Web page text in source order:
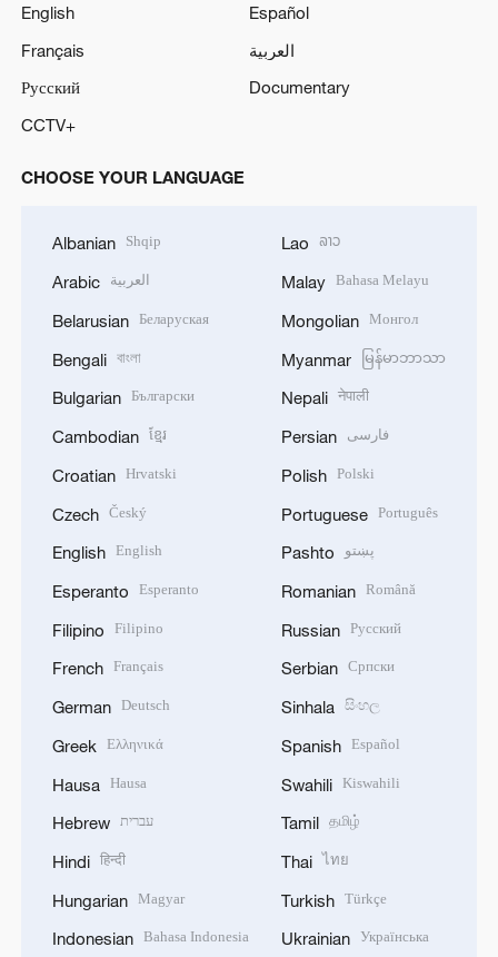
English
Español
Français
العربية
Русский
Documentary
CCTV+
CHOOSE YOUR LANGUAGE
Albanian Shqip
Arabic العربية
Belarusian Беларуская
Bengali বাংলা
Bulgarian Български
Cambodian ខ្មែរ
Croatian Hrvatski
Czech Český
English English
Esperanto Esperanto
Filipino Filipino
French Français
German Deutsch
Greek Ελληνικά
Hausa Hausa
Hebrew עברית
Hindi हिन्दी
Hungarian Magyar
Indonesian Bahasa Indonesia
Lao ລາວ
Malay Bahasa Melayu
Mongolian Монгол
Myanmar မြန်မာဘာသာ
Nepali नेपाली
Persian فارسی
Polish Polski
Portuguese Português
Pashto پښتو
Romanian Română
Russian Русский
Serbian Српски
Sinhala සිංහල
Spanish Español
Swahili Kiswahili
Tamil தமிழ்
Thai ไทย
Turkish Türkçe
Ukrainian Українська